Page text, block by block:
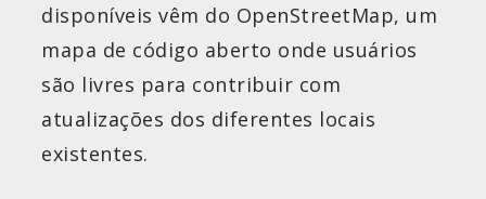
disponíveis vêm do OpenStreetMap, um
mapa de código aberto onde usuários
são livres para contribuir com
atualizações dos diferentes locais
existentes.